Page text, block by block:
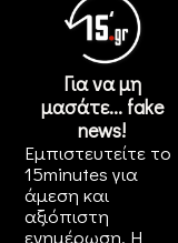
Για να μη
μασάτε... fake
news!
Εμπιστευτείτε το
15minutes για
άμεση και
αξιόπιστη
ενημέρωση. Η